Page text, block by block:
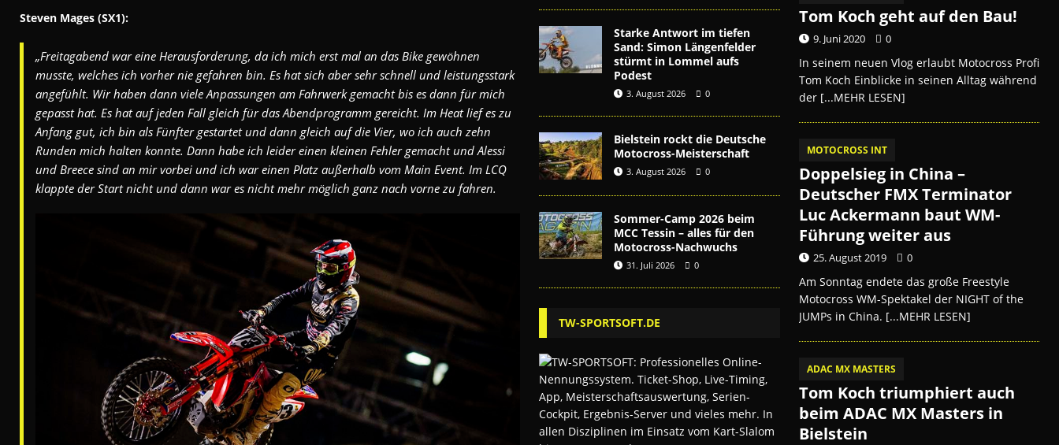
Steven Mages (SX1):
„Freitagabend war eine Herausforderung, da ich mich erst mal an das Bike gewöhnen
musste, welches ich vorher nie gefahren bin. Es hat sich aber sehr schnell und leistungsstark
angefühlt. Wir haben dann viele Anpassungen am Fahrwerk gemacht bis es dann für mich
gepasst hat. Es hat auf jeden Fall gleich für das Abendprogramm gereicht. Im Heat lief es zu
Anfang gut, ich bin als Fünfter gestartet und dann gleich auf die Vier, wo ich auch zehn
Runden mich halten konnte. Dann habe ich leider einen kleinen Fehler gemacht und Alessi
und Breece sind an mir vorbei und ich war einen Platz außerhalb vom Main Event. Im LCQ
klappte der Start nicht und dann war es nicht mehr möglich ganz nach vorne zu fahren.
Starke Antwort im tiefen
Sand: Simon Längenfelder
stürmt in Lommel aufs
Podest
3. August 2026 0
Bielstein rockt die Deutsche
Motocross-Meisterschaft
3. August 2026 0
Sommer-Camp 2026 beim
MCC Tessin – alles für den
Motocross-Nachwuchs
31. Juli 2026 0
TW-SPORTSOFT.DE
Tom Koch geht auf den Bau!
9. Juni 2020 0
In seinem neuen Vlog erlaubt Motocross Profi
Tom Koch Einblicke in seinen Alltag während
der [...MEHR LESEN]
MOTOCROSS INT
Doppelsieg in China –
Deutscher FMX Terminator
Luc Ackermann baut WM-
Führung weiter aus
25. August 2019 0
Am Sonntag endete das große Freestyle
Motocross WM-Spektakel der NIGHT of the
JUMPs in China. [...MEHR LESEN]
ADAC MX MASTERS
Tom Koch triumphiert auch
beim ADAC MX Masters in
Bielstein